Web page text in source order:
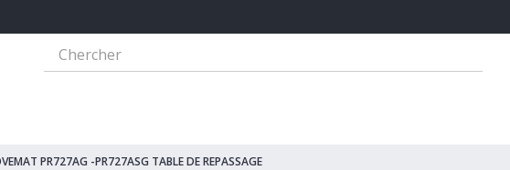
PR727AG -PR727ASG TABLE DE REPASSAGE